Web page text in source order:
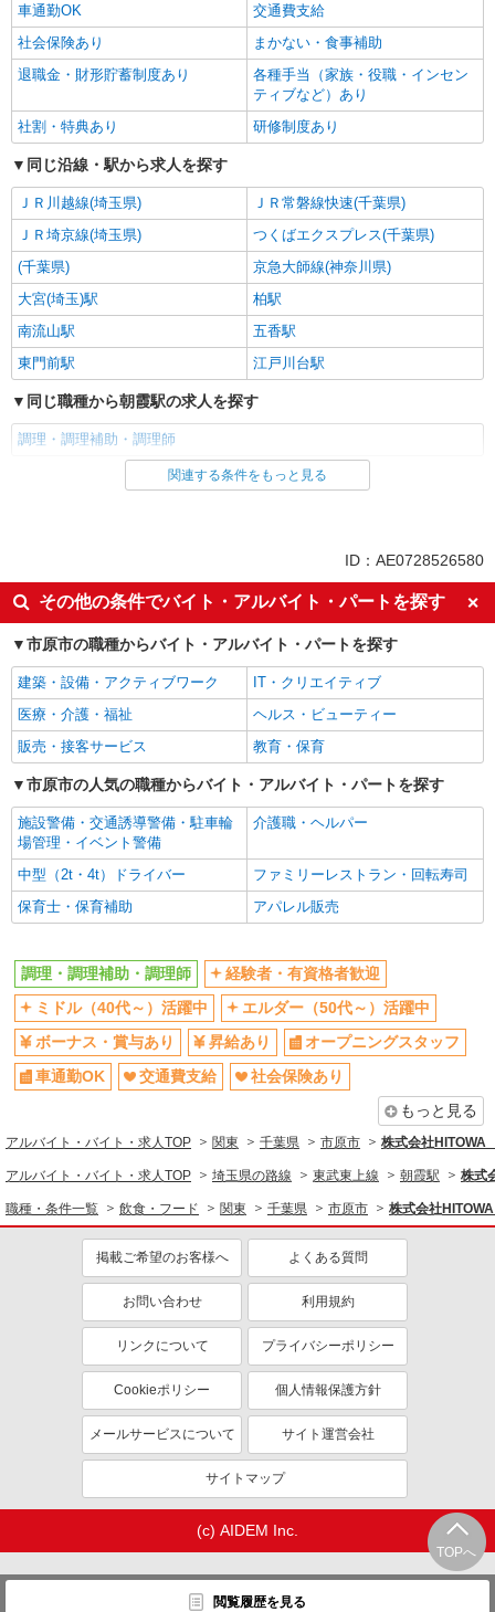
車通勤OK
交通費支給
社会保険あり
まかない・食事補助
退職金・財形貯蓄制度あり
各種手当（家族・役職・インセン
ティブなど）あり
社割・特典あり
研修制度あり
同じ沿線・駅から求人を探す
ＪＲ川越線(埼玉県)
ＪＲ常磐線快速(千葉県)
ＪＲ埼京線(埼玉県)
つくばエクスプレス(千葉県)
(千葉県)
京急大師線(神奈川県)
大宮(埼玉)駅
柏駅
南流山駅
五香駅
東門前駅
江戸川台駅
同じ職種から朝霞駅の求人を探す
調理・調理補助・調理師
同じ雇用形態から朝霞駅の求人を探す
経験者・有資格者歓迎
ミドル（40代～）活躍中
エルダー（50代～）活躍中
ボーナス・賞与あり
昇給あり
オープニングスタッフ
車通勤OK
交通費支給
社会保険あり
まかない・食事補助
退職金・財形貯蓄制度あり
各種手当（家族・役職・インセン
社割・特典あり
研修制度あり
同じ職種から求人を探す
飲食・フード
調理・調理補助・調理師
ミドル（40代～）活躍中
ボーナス・賞与あり
オープニングスタッフ
車通勤OK
交通費支給
社会保険あり
まかない・食事補助
関連する条件をもっと見る
ID：AE0728526580
その他の条件でバイト・アルバイト・パートを探す
市原市の職種からバイト・アルバイト・パートを探す
建築・設備・アクティブワーク
IT・クリエイティブ
医療・介護・福祉
ヘルス・ビューティー
販売・接客サービス
教育・保育
市原市の人気の職種からバイト・アルバイト・パートを探す
施設警備・交通誘導警備・駐車輪
場管理・イベント警備
介護職・ヘルパー
中型（2t・4t）ドライバー
ファミリーレストラン・回転寿司
保育士・保育補助
アパレル販売
TOPへ
閲覧履歴を見る
調理・調理補助・調理師
経験者・有資格者歓迎
ミドル（40代～）活躍中
エルダー（50代～）活躍中
ボーナス・賞与あり
昇給あり
オープニングスタッフ
車通勤OK
交通費支給
社会保険あり
もっと見る
アルバイト・バイト・求人TOP 関東 千葉県 市原市 株式会社HITOWA
アルバイト・バイト・求人TOP 埼玉県の路線 東武東上線 朝霞駅 株式
職種・条件一覧 飲食・フード 関東 千葉県 市原市 株式会社
掲載ご希望のお客様へ よくある質問
お問い合わせ 利用規約
リンクについて プライバシーポリシー
Cookieポリシー 個人情報保護方針
メールサービスについて サイト運営会社
サイトマップ
(c) AIDEM Inc.